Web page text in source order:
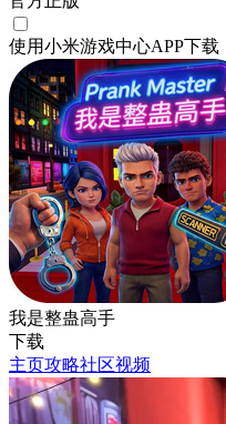
使用小米游戏中心APP下载
我是整蛊高手
下载
主页攻略社区视频